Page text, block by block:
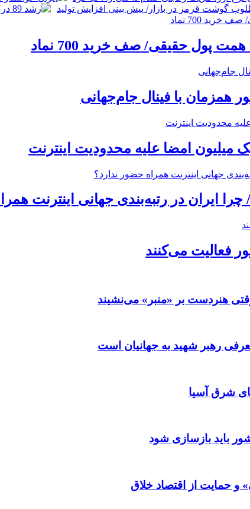
همزمان با فینال جام‌جهانی
میلیون امضا علیه محدودیت اینترنت
ایران در رتبه‌بندی جهانی اینترنت
فعالیت می‌کنند
هنردست بر «منبر» می‌نشیند
رهبر شهید به جهانیان است
شرق آسیا
باید بازسازی شود
و حمایت از اقتصاد خلاق